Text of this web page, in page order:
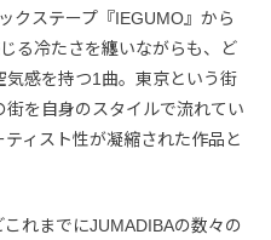
クステープ『IEGUMO』から
る冷たさを纏いながらも、ど
気感を持つ1曲。東京という街
を自身のスタイルで流れてい
ィスト性が凝縮された作品と
これまでにJUMADIBAの数々の